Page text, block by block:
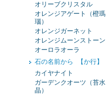
オリーブクリスタル
オレンジアゲート（橙瑪
瑙）
オレンジガーネット
オレンジムーンストーン
オーロラオーラ
石の名前から 【か行】
カイヤナイト
ガーデンクオーツ（苔水
晶）